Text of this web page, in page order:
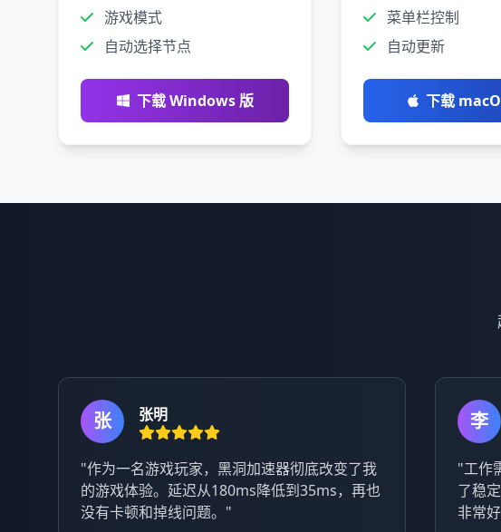
游戏模式
自动选择节点
下载 Windows 版
菜单栏控制
自动更新
下载
张 张明
"作为一名游戏玩家，黑洞加速器彻底改变了我
的游戏体验。延迟从180ms降低到35ms，再也
没有卡顿和掉线问题。"
李
"工作
了稳
非常